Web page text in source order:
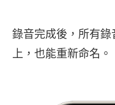
錄音完成後，所有錄
上，也能重新命名。